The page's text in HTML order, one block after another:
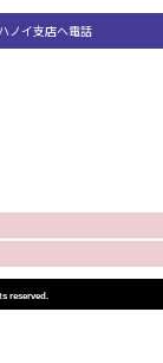
ハノイ支店へ電話
reserved.